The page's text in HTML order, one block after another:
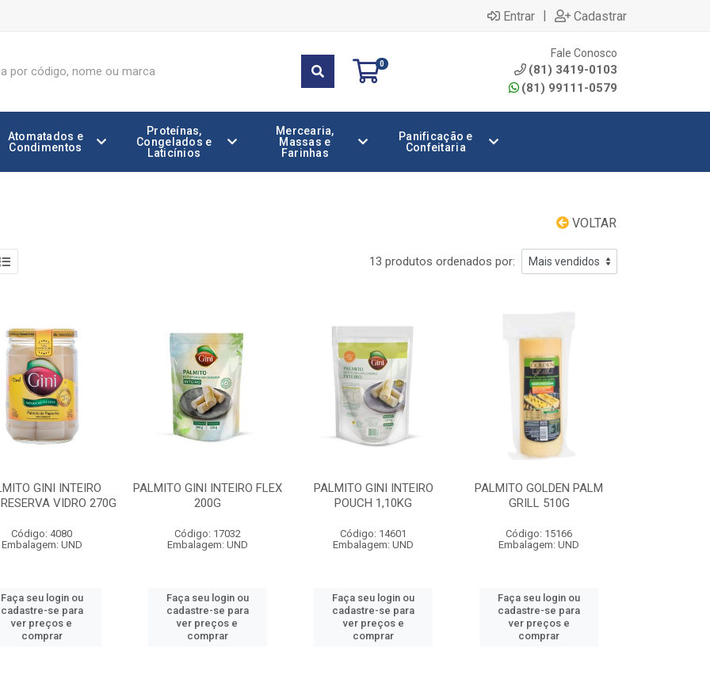
Entrar | Cadastrar
0
Fale Conosco
(81) 3419-0103
(81) 99111-0579
Atomatados e
Condimentos
Proteínas,
Congelados e
Laticínios
Mercearia,
Massas e
Farinhas
Panificação e
Confeitaria
VOLTAR
13 produtos ordenados por:
GINI INTEIRO
VIDRO 270G
Código: 4080
Embalagem: UND
Faça seu login ou
cadastre-se para
ver preços e
comprar
PALMITO GINI INTEIRO FLEX
200G
Código: 17032
Embalagem: UND
Faça seu login ou
cadastre-se para
ver preços e
comprar
PALMITO GINI INTEIRO
POUCH 1,10KG
Código: 14601
Embalagem: UND
Faça seu login ou
cadastre-se para
ver preços e
comprar
PALMITO GOLDEN PALM
GRILL 510G
Código: 15166
Embalagem: UND
Faça seu login ou
cadastre-se para
ver preços e
comprar